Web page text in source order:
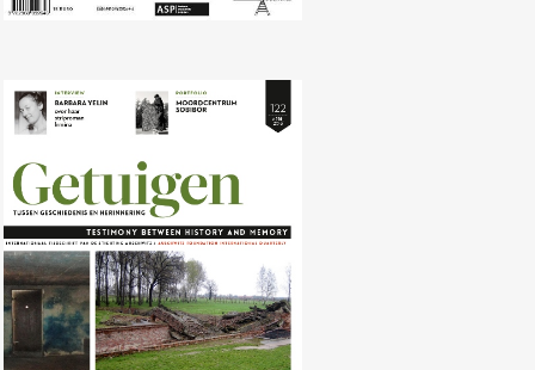
Nr. 122 (04/2016) Revisionisme en
negationisme